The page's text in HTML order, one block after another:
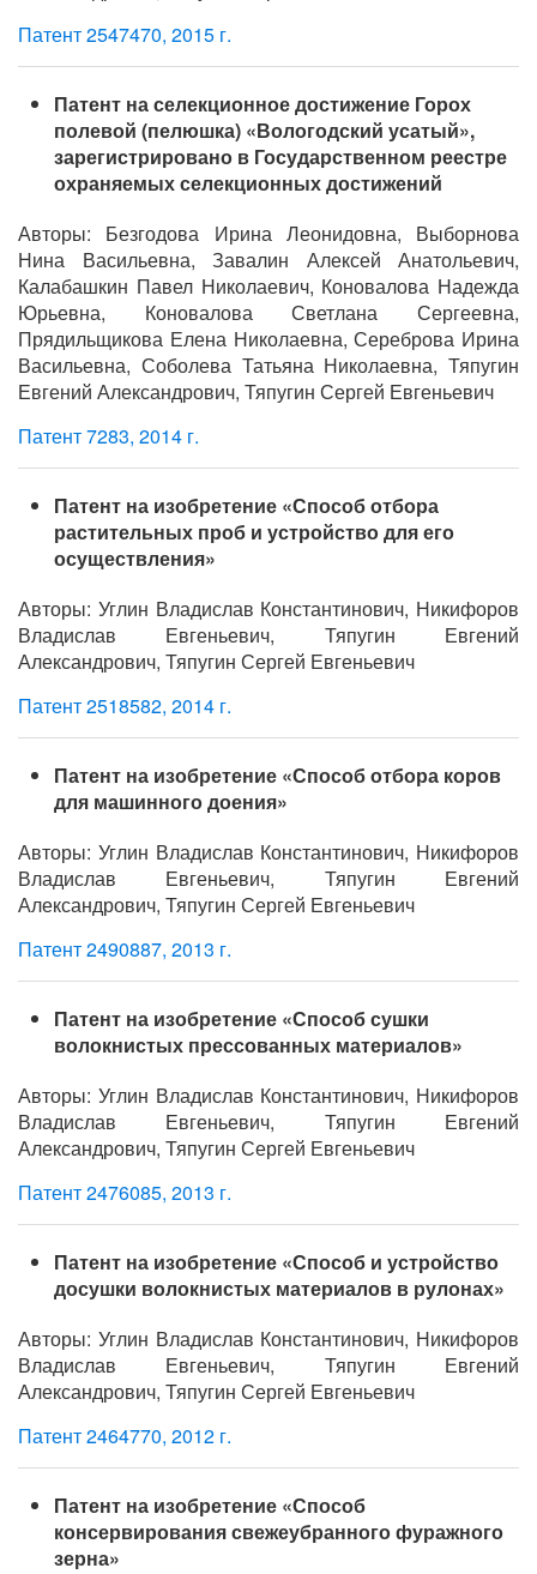
Патент 2547470, 2015 г.
Патент на селекционное достижение Горох
полевой (пелюшка) «Вологодский усатый»,
зарегистрировано в Государственном реестре
охраняемых селекционных достижений
Авторы: Безгодова Ирина Леонидовна, Выборнова
Нина Васильевна, Завалин Алексей Анатольевич,
Калабашкин Павел Николаевич, Коновалова Надежда
Юрьевна, Коновалова Светлана Сергеевна,
Прядильщикова Елена Николаевна, Сереброва Ирина
Васильевна, Соболева Татьяна Николаевна, Тяпугин
Евгений Александрович, Тяпугин Сергей Евгеньевич
Патент 7283, 2014 г.
Патент на изобретение «Способ отбора
растительных проб и устройство для его
осуществления»
Авторы: Углин Владислав Константинович, Никифоров
Владислав Евгеньевич, Тяпугин Евгений
Александрович, Тяпугин Сергей Евгеньевич
Патент 2518582, 2014 г.
Патент на изобретение «Способ отбора коров
для машинного доения»
Авторы: Углин Владислав Константинович, Никифоров
Владислав Евгеньевич, Тяпугин Евгений
Александрович, Тяпугин Сергей Евгеньевич
Патент 2490887, 2013 г.
Патент на изобретение «Способ сушки
волокнистых прессованных материалов»
Авторы: Углин Владислав Константинович, Никифоров
Владислав Евгеньевич, Тяпугин Евгений
Александрович, Тяпугин Сергей Евгеньевич
Патент 2476085, 2013 г.
Патент на изобретение «Способ и устройство
досушки волокнистых материалов в рулонах»
Авторы: Углин Владислав Константинович, Никифоров
Владислав Евгеньевич, Тяпугин Евгений
Александрович, Тяпугин Сергей Евгеньевич
Патент 2464770, 2012 г.
Патент на изобретение «Способ
консервирования свежеубранного фуражного
зерна»